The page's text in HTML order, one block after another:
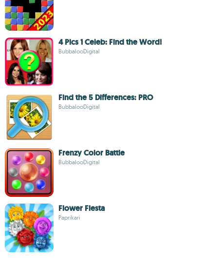
4 Pics 1 Celeb: Find the Word!
BubbalooDigital
Find the 5 Differences: PRO
BubbalooDigital
Frenzy Color Battle
BubbalooDigital
Flower Fiesta
Paprikari